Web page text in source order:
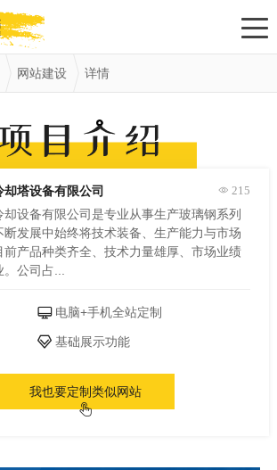
网站建设 详情
塔设备有限公司 215
设备有限公司是专业从事生产玻璃钢系列
断发展中始终将技术装备、生产能力与市场
产品种类齐全、技术力量雄厚、市场业绩
公司占...
电脑+手机全站定制
基础展示功能
我也要定制类似网站